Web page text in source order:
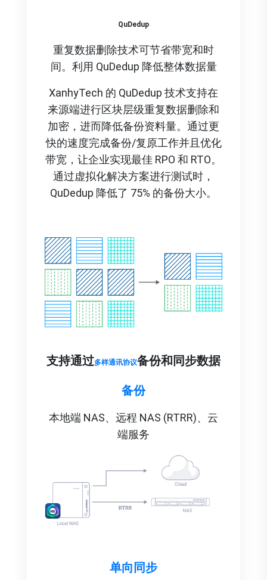
QuDedup
重复数据删除技术可节省带宽和时
间。 利用 QuDedup 降低整体数据量
XanhyTech 的 QuDedup 技术支持在
来源端进行区块层级重复数据删除和
加密，进而降低备份资料量。通过更
快的速度完成备份/复原工作并且优化
带宽，让企业实现最佳 RPO 和 RTO。
通过虚拟化解决方案进行测试时，
QuDedup 降低了 75% 的备份大小。
支持通过多样通讯协议备份和同步数据
备份
本地端 NAS、 远程 NAS (RTRR)、 云
端服务
单向同步